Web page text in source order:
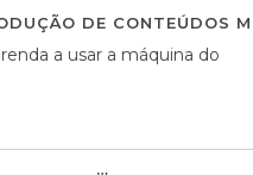
DE CONTEÚDOS
a usar a máquina do